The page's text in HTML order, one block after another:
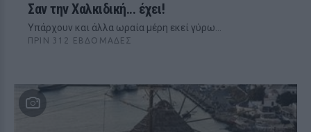
Σαν την Χαλκιδική... έχει!
Υπάρχουν και άλλα ωραία μέρη εκεί γύρω...
ΠΡΙΝ 312 ΕΒΔΟΜΆΔΕΣ